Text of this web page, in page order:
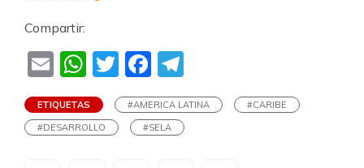
Compartir:
EmailWhatsApp
TwitterFacebook
ETIQUETAS #AMERICA LATINA
#CARIBE
#DESARROLLO
#SELA